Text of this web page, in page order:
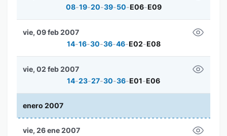
08-19-20-39-50-E06-E09
14-16-30-36-46-E02-E08
vie, 09 feb 2007
14-23-27-30-36-E01-E06
vie, 02 feb 2007
enero 2007
vie, 26 ene 2007